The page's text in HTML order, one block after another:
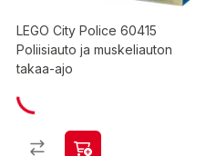
LEGO City Police 60415
Poliisiauto ja muskeliauton
takaa-ajo